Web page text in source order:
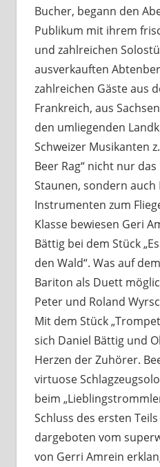
Bucher, begann den
Publikum mit ihrem
und zahlreichen
ausverkauften
zahlreichen Gäste aus
Frankreich, aus
den umliegenden
Schweizer Musikanten
Beer Rag“ nicht nur
Staunen, sondern auch
Instrumenten zum
Klasse bewiesen Geri
Bättig bei dem Stück
den Wald“. Was auf
Bariton als Duett
Peter und Roland
Mit dem Stück
sich Daniel Bättig und
Herzen der Zuhörer.
virtuose
beim
Schluss des ersten Teils
dargeboten vom
von Gerri Amrein